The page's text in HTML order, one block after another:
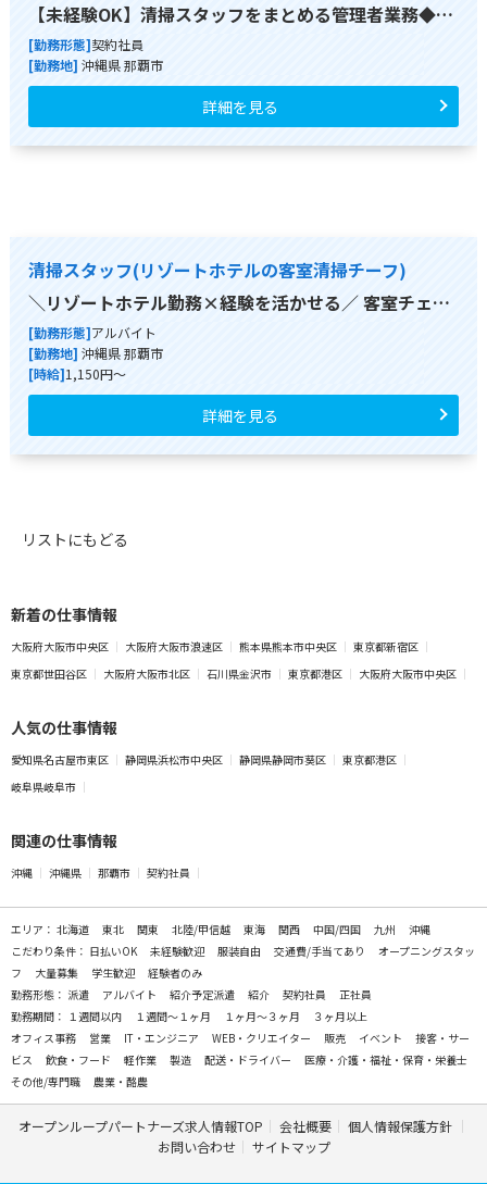
【未経験OK】清掃スタッフをまとめる管理者業務◆…
[勤務形態]契約社員
[勤務地] 沖縄県 那覇市
詳細を見る
清掃スタッフ(リゾートホテルの客室清掃チーフ)
＼リゾートホテル勤務×経験を活かせる／ 客室チェ…
[勤務形態]アルバイト
[勤務地] 沖縄県 那覇市
[時給]1,150円～
詳細を見る
リストにもどる
新着の仕事情報
大阪府大阪市中央区 大阪府大阪市浪速区 熊本県熊本市中央区
東京都新宿区
東京都世田谷区
大阪府大阪市北区 石川県金沢市 東京都港区 大阪府大阪市中央区
人気の仕事情報
愛知県名古屋市東区 静岡県浜松市中央区 静岡県静岡市葵区
東京都港区
岐阜県岐阜市
関連の仕事情報
沖縄 沖縄県 那覇市 契約社員
エリア： 北海道 東北 関東 北陸/甲信越 東海 関西 中国/四国 九州
沖縄
こだわり条件： 日払いOK 未経験歓迎 服装自由 交通費/手当てあり
オープニングスタッ
フ
大量募集 学生歓迎
経験者のみ
勤務形態： 派遣 アルバイト 紹介予定派遣 紹介 契約社員
正社員
勤務期間： １週間以内 １週間～１ヶ月 １ヶ月～３ヶ月
３ヶ月以上
オフィス事務
営業 IT・エンジニア WEB・クリエイター 販売 イベント
接客・サー
ビス
飲食・フード 軽作業 製造 配送・ドライバー
医療・介護・福祉・保育・栄養士
その他/専門職
農業・酪農
オープンループパートナーズ求人情報TOP 会社概要
個人情報保護方針
お問い合わせ
サイトマップ